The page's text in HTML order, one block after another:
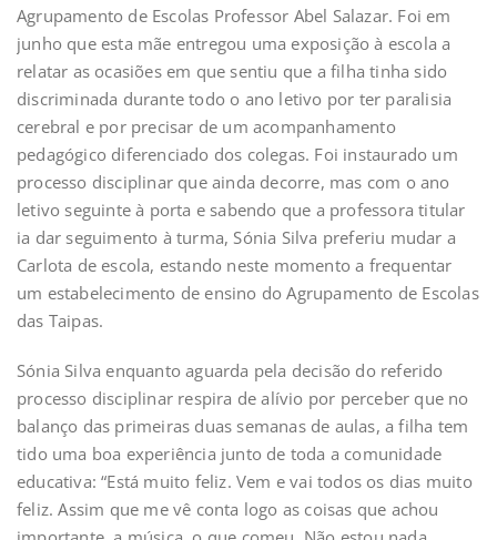
Agrupamento de Escolas Professor Abel Salazar. Foi em
junho que esta mãe entregou uma exposição à escola a
relatar as ocasiões em que sentiu que a filha tinha sido
discriminada durante todo o ano letivo por ter paralisia
cerebral e por precisar de um acompanhamento
pedagógico diferenciado dos colegas. Foi instaurado um
processo disciplinar que ainda decorre, mas com o ano
letivo seguinte à porta e sabendo que a professora titular
ia dar seguimento à turma, Sónia Silva preferiu mudar a
Carlota de escola, estando neste momento a frequentar
um estabelecimento de ensino do Agrupamento de Escolas
das Taipas.
Sónia Silva enquanto aguarda pela decisão do referido
processo disciplinar respira de alívio por perceber que no
balanço das primeiras duas semanas de aulas, a filha tem
tido uma boa experiência junto de toda a comunidade
educativa: “Está muito feliz. Vem e vai todos os dias muito
feliz. Assim que me vê conta logo as coisas que achou